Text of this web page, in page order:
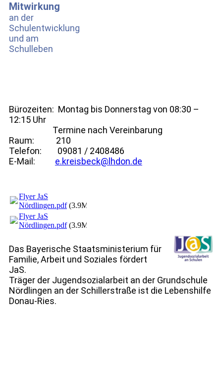
Mitwirkung
an der
Schulentwicklung
und am
Schulleben
Bürozeiten: Montag bis Donnerstag von 08:30 –
12:15 Uhr
Termine nach Vereinbarung
Raum: 210
Telefon: 09081 / 2408486
E-Mail: e.kreisbeck@lhdon.de
Flyer JaS
Nördlingen.pdf(3.9MB)
Flyer JaS
Nördlingen.pdf(3.9MB)
Das Bayerische Staatsministerium für
Familie, Arbeit und Soziales fördert
JaS.
Träger der Jugendsozialarbeit an der Grundschule
Nördlingen an der Schillerstraße ist die Lebenshilfe
Donau-Ries.